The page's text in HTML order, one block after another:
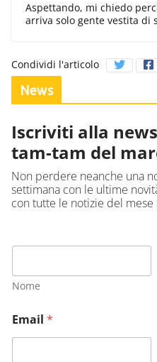
Aspettando, mi chiedo
arriva solo gente vestita di
Condividi l'articolo
News
Iscriviti alla
tam-tam del
Non perdere neanche una
settimana con le ultime
con tutte le notizie del mese
Nome
Email *